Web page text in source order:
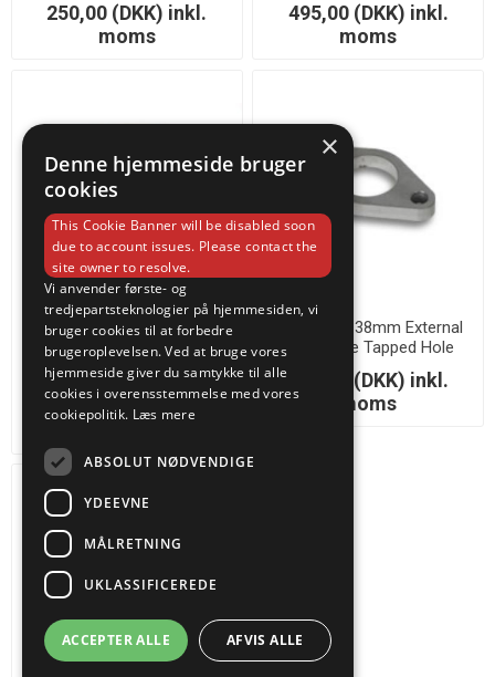
250,00 (DKK) inkl.
moms
495,00 (DKK) inkl.
moms
Turbosmart WG60 Inlet
Weld Flange
370,00 (DKK) inkl.
Vibrant 35-38mm External
WG Flange Tapped Hole
Tial/Turbonetic/Turbosmart
modelT304 S3/8in Thick -
1437
258,75 (DKK) inkl.
moms
×
Denne hjemmeside bruger
cookies
This Cookie Banner will be disabled soon
due to account issues. Please contact the
site owner to resolve.
Vi anvender første- og
tredjepartsteknologier på hjemmesiden, vi
bruger cookies til at forbedre
brugeroplevelsen. Ved at bruge vores
hjemmeside giver du samtykke til alle
cookies i overensstemmelse med vores
cookiepolitik. Læs mere
ABSOLUT NØDVENDIGE
YDEEVNE
MÅLRETNING
UKLASSIFICEREDE
ACCEPTER ALLE AFVIS ALLE